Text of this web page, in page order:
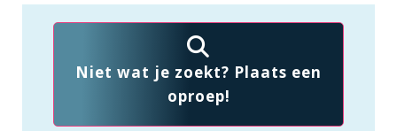
Niet wat je zoekt? Plaats een
oproep!